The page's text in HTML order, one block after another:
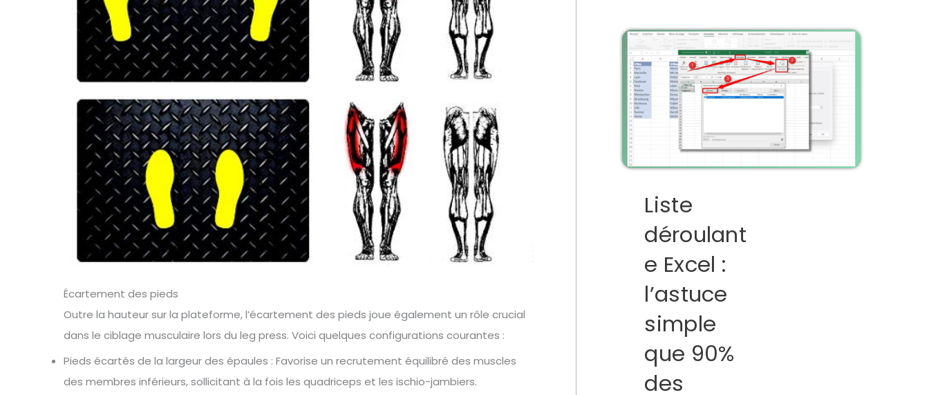
Écartement des pieds
Outre la hauteur sur la plateforme, l’écartement des pieds joue également un rôle crucial
dans le ciblage musculaire lors du leg press. Voici quelques configurations courantes :
Pieds écartés de la largeur des épaules : Favorise un recrutement équilibré des muscles
des membres inférieurs, sollicitant à la fois les quadriceps et les ischio-jambiers.
Liste
déroulant
e Excel :
l’astuce
simple
que 90%
des